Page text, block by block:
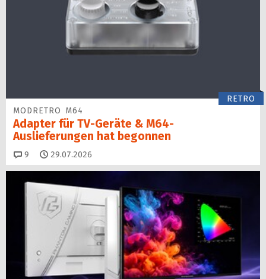
RETRO
MODRETRO M64
Adapter für TV-Geräte & M64-
Auslieferungen hat begon­nen
9 Kommentare
29.07.2026